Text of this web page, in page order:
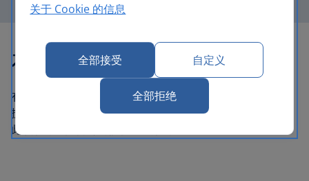
在医护人员的陪同下旅行
有时，即使病情非常严重，您仍然可以旅行，但必须有医
护人员陪同。我们建议您通过经认可的医疗援助公司预订
此项服务 - 他们专门提供此类服务。
关于 Cookie 的信息
全部接受 自定义
全部拒绝